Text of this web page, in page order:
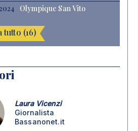
Olympique San Vito
tutto (16)
Laura Vicenzi
Giornalista
Bassanonet.it